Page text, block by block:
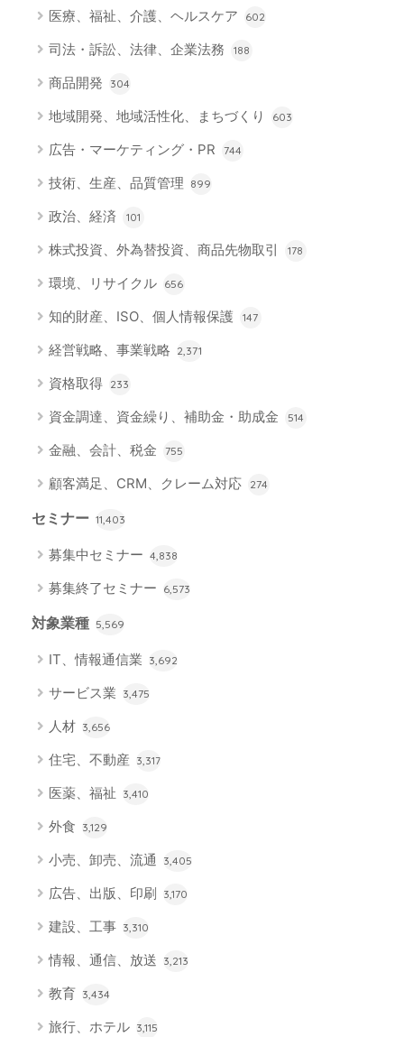
医療、福祉、介護、ヘルスケア 602
司法・訴訟、法律、企業法務 188
商品開発 304
地域開発、地域活性化、まちづくり 603
広告・マーケティング・PR 744
技術、生産、品質管理 899
政治、経済 101
株式投資、外為替投資、商品先物取引 178
環境、リサイクル 656
知的財産、ISO、個人情報保護 147
経営戦略、事業戦略 2,371
資格取得 233
資金調達、資金繰り、補助金・助成金 514
金融、会計、税金 755
顧客満足、CRM、クレーム対応 274
セミナー 11,403
募集中セミナー 4,838
募集終了セミナー 6,573
対象業種 5,569
IT、情報通信業 3,692
サービス業 3,475
人材 3,656
住宅、不動産 3,317
医薬、福祉 3,410
外食 3,129
小売、卸売、流通 3,405
広告、出版、印刷 3,170
建設、工事 3,310
情報、通信、放送 3,213
教育 3,434
旅行、ホテル 3,115